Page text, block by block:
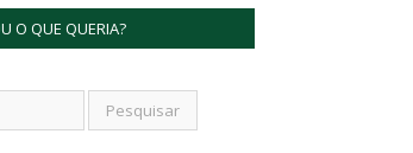
O QUE QUERIA?